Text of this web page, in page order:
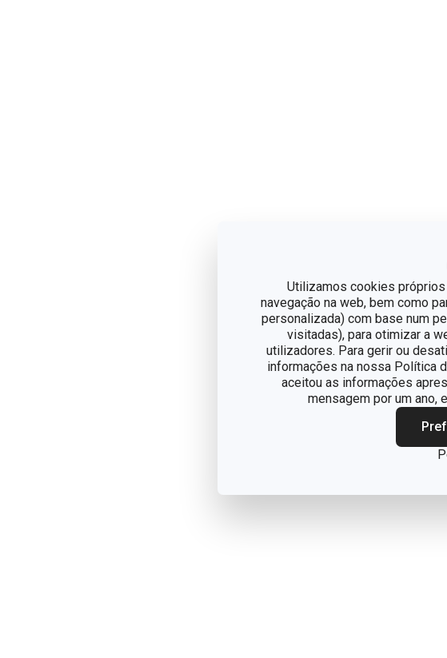
Utilizamos cookies
navegação na web, bem como
personalizada) com base num
visitadas), para otimizar a
utilizadores. Para gerir ou
informações na nossa Política
aceitou as informações
mensagem por um